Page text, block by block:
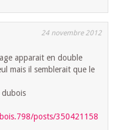
24 novembre 2012
apparait en double
mais il semblerait que le
posts/350421158